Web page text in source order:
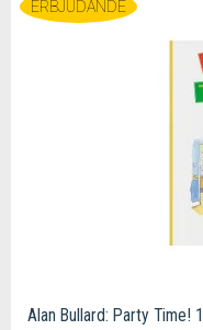
ERBJUDANDE
Alan Bullard: Party Time!